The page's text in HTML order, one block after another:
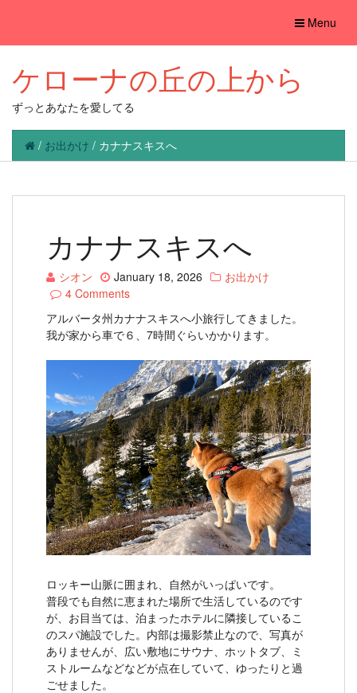
Toggle
Menu
ケローナの丘の上から
ずっとあなたを愛してる
/ お出かけ / カナナスキスへ
カナナスキスへ
シオン January 18, 2026
お出かけ
4 Comments
アルバータ州カナナスキスへ小旅行してきました。
我が家から車で６、7時間ぐらいかかります。
ロッキー山脈に囲まれ、自然がいっぱいです。
普段でも自然に恵まれた場所で生活しているのです
が、お目当ては、泊まったホテルに隣接しているこ
のスパ施設でした。内部は撮影禁止なので、写真が
ありませんが、広い敷地にサウナ、ホットタブ、ミ
ストルームなどなどが点在していて、ゆったりと過
ごせました。